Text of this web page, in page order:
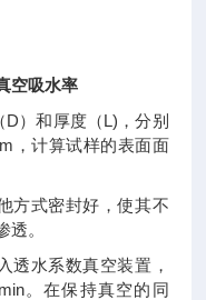
空吸水率
D）和厚度（L) ，分别
，计算试样的表面面
方式密封好，使其不
透。
透水系数真空装置，
。在保持真空的同